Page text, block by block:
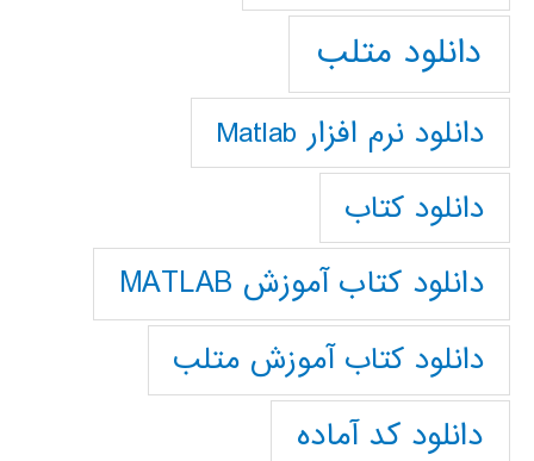
دانلود متلب
دانلود نرم افزار Matlab
دانلود کتاب
دانلود کتاب آموزش MATLAB
دانلود کتاب آموزش متلب
دانلود کد آماده